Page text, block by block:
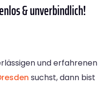
& unverbindlich!
und erfahrenen
suchst, dann bist